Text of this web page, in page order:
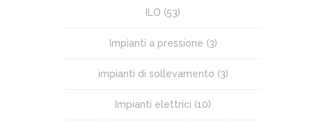
ILO (53)
Impianti a pressione (3)
impianti di sollevamento (3)
Impianti elettrici (10)